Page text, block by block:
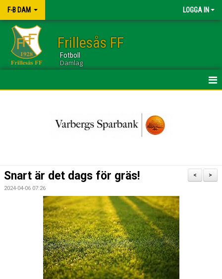
F-B DAM LOGGA IN
Frillesås FF
Fotboll
Damlag
GÄSTBOK
BILDGALLERI
>
<
Snart är det dags för gräs!
2024-04-06 07:26